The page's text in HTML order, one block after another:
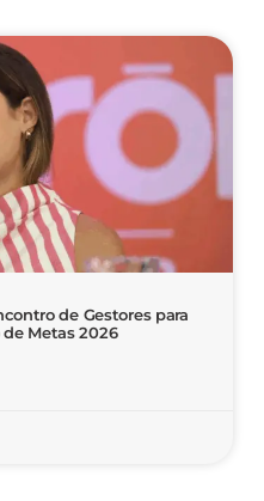
de Gestores para
Metas 2026